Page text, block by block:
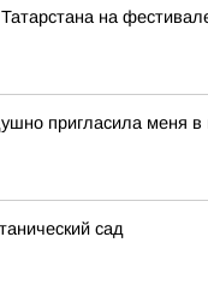
на
пригласила меня
сад